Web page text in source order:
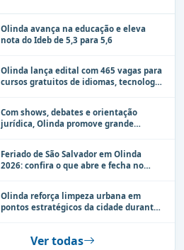
Olinda avança na educação e eleva
nota do Ideb de 5,3 para 5,6
Olinda lança edital com 465 vagas para
cursos gratuitos de idiomas, tecnologia
Com shows, debates e orientação
jurídica, Olinda promove grande
Feriado de São Salvador em Olinda
2026: confira o que abre e fecha no
Olinda reforça limpeza urbana em
pontos estratégicos da cidade durante
Ver todas